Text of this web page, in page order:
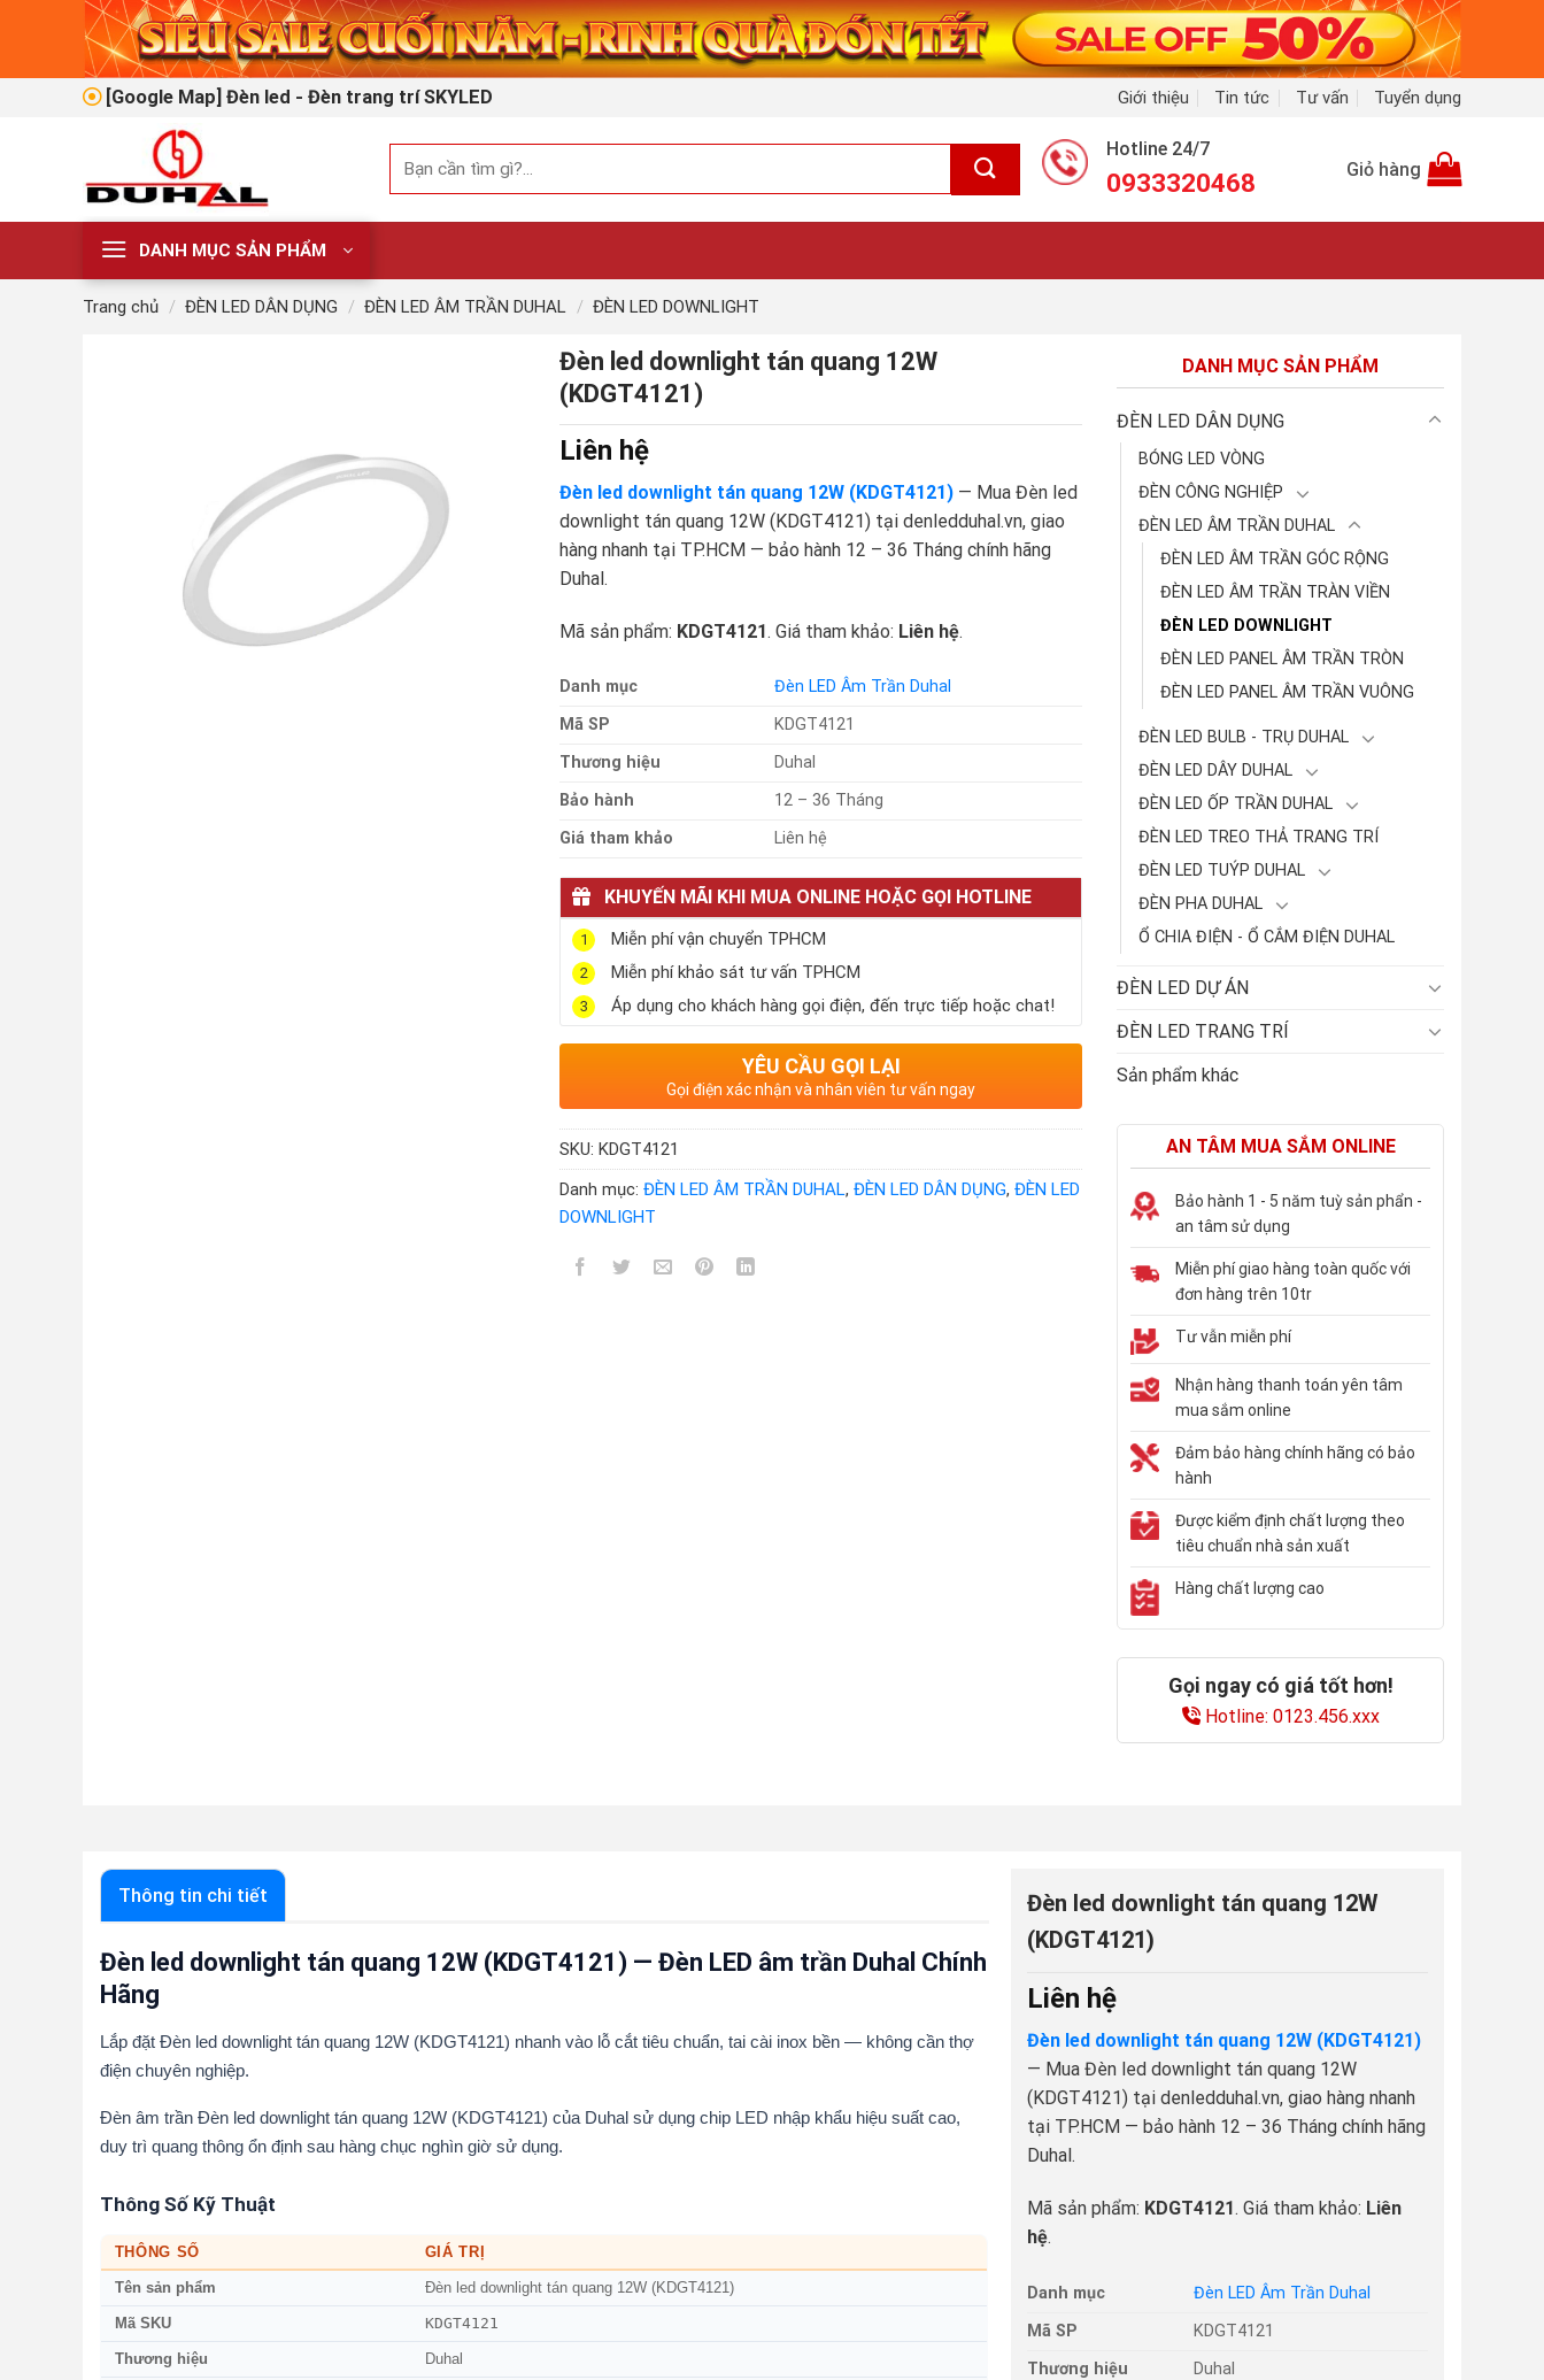
[Google Map] Đèn led - Đèn trang trí SKYLED
Giới thiệu Tin tức Tư vấn Tuyển dụng
kiếm:
Hotline 24/7
0933320468 Giỏ hàng
DANH MỤC SẢN PHẨM
Trang chủ / ĐÈN LED DÂN DỤNG / ĐÈN LED ÂM TRẦN DUHAL / ĐÈN LED DOWNLIGHT
Đèn led downlight tán quang 12W
(KDGT4121)
Liên hệ
Đèn led downlight tán quang 12W (KDGT4121) — Mua Đèn led
downlight tán quang 12W (KDGT4121) tại denledduhal.vn, giao
hàng nhanh tại TP.HCM — bảo hành 12 – 36 Tháng chính hãng
Duhal.
Mã sản phẩm: KDGT4121. Giá tham khảo: Liên hệ.
Danh mục
Đèn LED Âm Trần Duhal
Mã SP
KDGT4121
Thương hiệu
Duhal
Bảo hành
12 – 36 Tháng
Giá tham khảo
Liên hệ
KHUYẾN MÃI KHI MUA ONLINE HOẶC GỌI HOTLINE
1 Miễn phí vận chuyển TPHCM
2 Miễn phí khảo sát tư vấn TPHCM
3 Áp dụng cho khách hàng gọi điện, đến trực tiếp hoặc chat!
YÊU CẦU GỌI LẠI
Gọi điện xác nhận và nhân viên tư vấn ngay
SKU: KDGT4121
Danh mục: ĐÈN LED ÂM TRẦN DUHAL, ĐÈN LED DÂN DỤNG, ĐÈN LED
DOWNLIGHT
DANH MỤC SẢN PHẨM
ĐÈN LED DÂN DỤNG
BÓNG LED VÒNG
ĐÈN CÔNG NGHIỆP
ĐÈN LED ÂM TRẦN DUHAL
ĐÈN LED ÂM TRẦN GÓC RỘNG
ĐÈN LED ÂM TRẦN TRÀN VIỀN
ĐÈN LED DOWNLIGHT
ĐÈN LED PANEL ÂM TRẦN TRÒN
ĐÈN LED PANEL ÂM TRẦN VUÔNG
ĐÈN LED BULB - TRỤ DUHAL
ĐÈN LED DÂY DUHAL
ĐÈN LED ỐP TRẦN DUHAL
ĐÈN LED TREO THẢ TRANG TRÍ
ĐÈN LED TUÝP DUHAL
ĐÈN PHA DUHAL
Ổ CHIA ĐIỆN - Ổ CẮM ĐIỆN DUHAL
ĐÈN LED DỰ ÁN
ĐÈN LED TRANG TRÍ
Sản phẩm khác
AN TÂM MUA SẮM ONLINE
Bảo hành 1 - 5 năm tuỳ sản phẩn -
an tâm sử dụng
Miễn phí giao hàng toàn quốc với
đơn hàng trên 10tr
Tư vẫn miễn phí
Nhận hàng thanh toán yên tâm
mua sắm online
Đảm bảo hàng chính hãng có bảo
hành
Được kiểm định chất lượng theo
tiêu chuẩn nhà sản xuất
Hàng chất lượng cao
Gọi ngay có giá tốt hơn!
Hotline: 0123.456.xxx
Thông tin chi tiết
Đèn led downlight tán quang 12W (KDGT4121) — Đèn LED âm trần Duhal Chính
Hãng
Lắp đặt Đèn led downlight tán quang 12W (KDGT4121) nhanh vào lỗ cắt tiêu chuẩn, tai cài inox bền — không cần thợ
điện chuyên nghiệp.
Đèn âm trần Đèn led downlight tán quang 12W (KDGT4121) của Duhal sử dụng chip LED nhập khẩu hiệu suất cao,
duy trì quang thông ổn định sau hàng chục nghìn giờ sử dụng.
Thông Số Kỹ Thuật
THÔNG SỐ GIÁ TRỊ
Tên sản phẩm Đèn led downlight tán quang 12W (KDGT4121)
Mã SKU KDGT4121
Thương hiệu Duhal
Đèn led downlight tán quang 12W
(KDGT4121)
Liên hệ
Đèn led downlight tán quang 12W (KDGT4121)
— Mua Đèn led downlight tán quang 12W
(KDGT4121) tại denledduhal.vn, giao hàng nhanh
tại TP.HCM — bảo hành 12 – 36 Tháng chính hãng
Duhal.
Mã sản phẩm: KDGT4121. Giá tham khảo: Liên
hệ.
Danh mục
Đèn LED Âm Trần Duhal
Mã SP
KDGT4121
Thương hiệu
Duhal